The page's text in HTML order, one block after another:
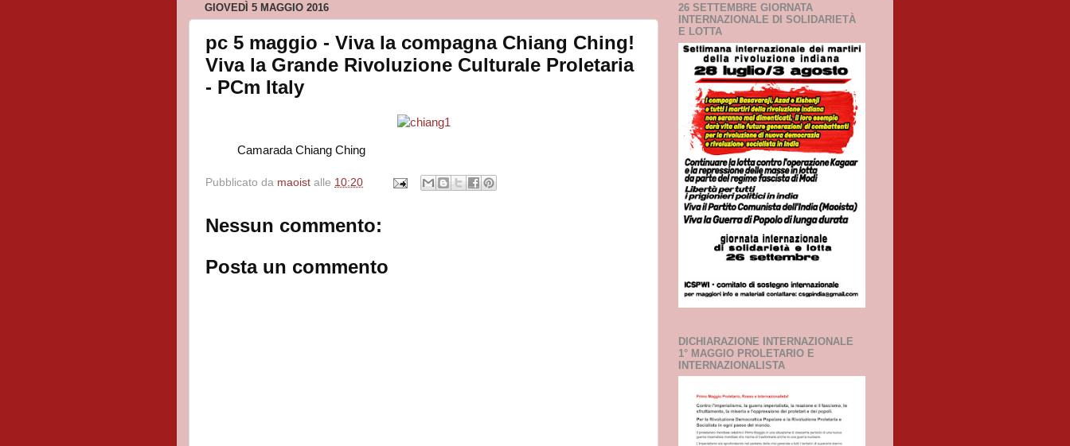
GIOVEDÌ 5 MAGGIO 2016
pc 5 maggio - Viva la compagna Chiang Ching!
Viva la Grande Rivoluzione Culturale Proletaria
- PCm Italy
Camarada Chiang Ching
Pubblicato da maoist alle 10:20
Nessun commento:
Posta un commento
26 SETTEMBRE GIORNATA
INTERNAZIONALE DI SOLIDARIETÀ
E LOTTA
DICHIARAZIONE INTERNAZIONALE
1° MAGGIO PROLETARIO E
INTERNAZIONALISTA